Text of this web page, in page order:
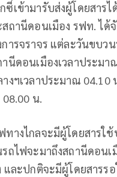
ซี่เข้ามารับส่งผู้โดยสาร
สถานีดอนเมือง รฟท. ได้
ารจราจร แต่ละวันขบว
านีดอนเมืองเวลาประมา
งฯเวลาประมาณ 04.10
08.00 น.
ทางไกลจะมีผู้โดยสารใ
ถไฟจะมาถึงสถานีดอนเ
และปกติจะมีผู้โดยสารร